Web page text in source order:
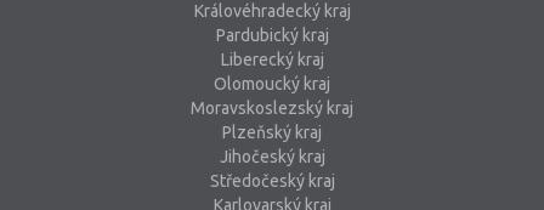
Královéhradecký kraj
Pardubický kraj
Liberecký kraj
Olomoucký kraj
Moravskoslezský kraj
Plzeňský kraj
Jihočeský kraj
Středočeský kraj
Karlovarský kraj